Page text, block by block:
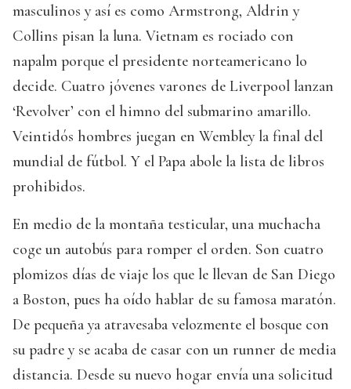
masculinos y así es como Armstrong, Aldrin y
Collins pisan la luna. Vietnam es rociado con
napalm porque el presidente norteamericano lo
decide. Cuatro jóvenes varones de Liverpool lanzan
‘Revolver’ con el himno del submarino amarillo.
Veintidós hombres juegan en Wembley la final del
mundial de fútbol. Y el Papa abole la lista de libros
prohibidos.
En medio de la montaña testicular, una muchacha
coge un autobús para romper el orden. Son cuatro
plomizos días de viaje los que le llevan de San Diego
a Boston, pues ha oído hablar de su famosa maratón.
De pequeña ya atravesaba velozmente el bosque con
su padre y se acaba de casar con un runner de media
distancia. Desde su nuevo hogar envía una solicitud